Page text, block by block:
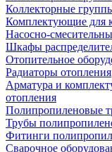
Коллекторные
Комплектующие для
Насосно-
Шкафы
Отопительное
Радиаторы отопления
Арматура и
отопления
Полипропиленовые
Трубы
Фитинги
Сварочное